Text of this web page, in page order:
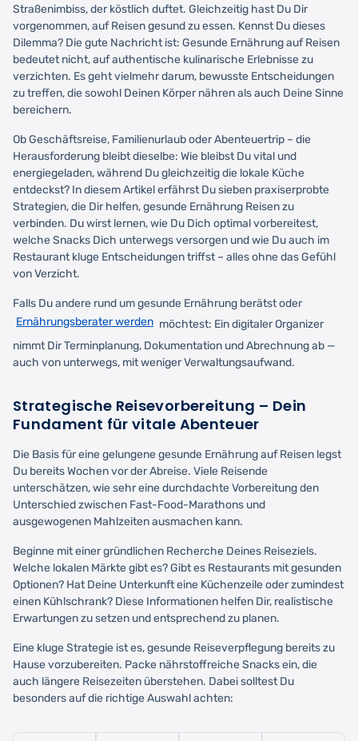
Straßenimbiss, der köstlich duftet. Gleichzeitig hast Du Dir
vorgenommen, auf Reisen gesund zu essen. Kennst Du dieses
Dilemma? Die gute Nachricht ist: Gesunde Ernährung auf Reisen
bedeutet nicht, auf authentische kulinarische Erlebnisse zu
verzichten. Es geht vielmehr darum, bewusste Entscheidungen
zu treffen, die sowohl Deinen Körper nähren als auch Deine Sinne
bereichern.
Ob Geschäftsreise, Familienurlaub oder Abenteuertrip – die
Herausforderung bleibt dieselbe: Wie bleibst Du vital und
energiegeladen, während Du gleichzeitig die lokale Küche
entdeckst? In diesem Artikel erfährst Du sieben praxiserprobte
Strategien, die Dir helfen, gesunde Ernährung Reisen zu
verbinden. Du wirst lernen, wie Du Dich optimal vorbereitest,
welche Snacks Dich unterwegs versorgen und wie Du auch im
Restaurant kluge Entscheidungen triffst – alles ohne das Gefühl
von Verzicht.
Falls Du andere rund um gesunde Ernährung berätst oder
Ernährungsberater werden möchtest: Ein digitaler Organizer
nimmt Dir Terminplanung, Dokumentation und Abrechnung ab —
auch von unterwegs, mit weniger Verwaltungsaufwand.
Strategische Reisevorbereitung – Dein
Fundament für vitale Abenteuer
Die Basis für eine gelungene gesunde Ernährung auf Reisen legst
Du bereits Wochen vor der Abreise. Viele Reisende
unterschätzen, wie sehr eine durchdachte Vorbereitung den
Unterschied zwischen Fast-Food-Marathons und
ausgewogenen Mahlzeiten ausmachen kann.
Beginne mit einer gründlichen Recherche Deines Reiseziels.
Welche lokalen Märkte gibt es? Gibt es Restaurants mit gesunden
Optionen? Hat Deine Unterkunft eine Küchenzeile oder zumindest
einen Kühlschrank? Diese Informationen helfen Dir, realistische
Erwartungen zu setzen und entsprechend zu planen.
Eine kluge Strategie ist es, gesunde Reiseverpflegung bereits zu
Hause vorzubereiten. Packe nährstoffreiche Snacks ein, die
auch längere Reisezeiten überstehen. Dabei solltest Du
besonders auf die richtige Auswahl achten: